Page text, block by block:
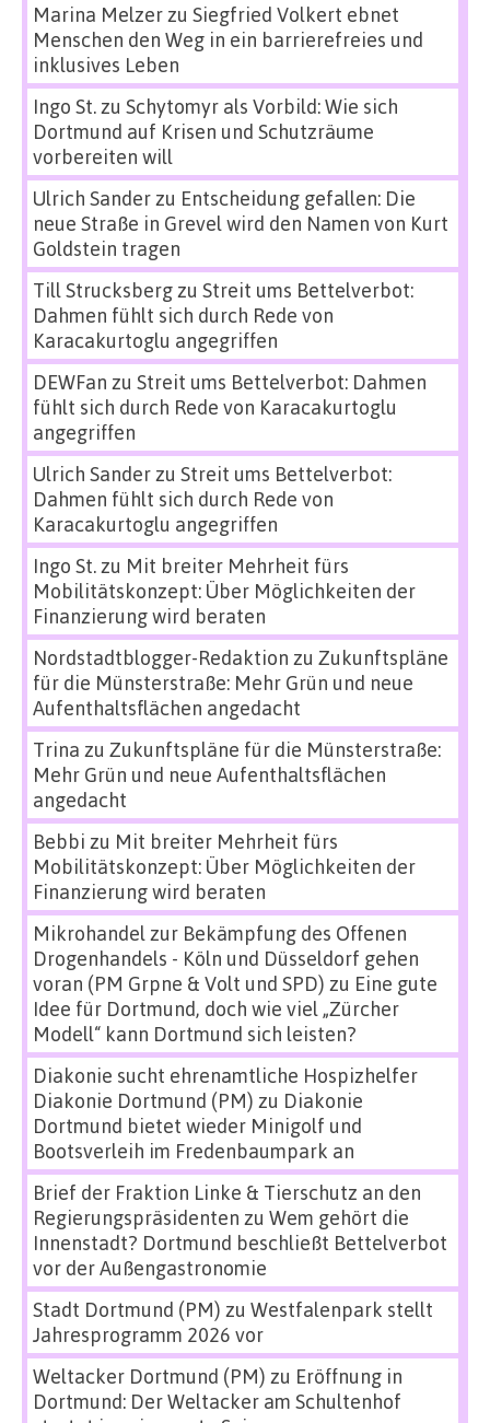
Marina Melzerzu Siegfried Volkert ebnet
Menschen den Weg in ein barrierefreies und
inklusives Leben
Ingo St.zu Schytomyr als Vorbild: Wie sich
Dortmund auf Krisen und Schutzräume
vorbereiten will
Ulrich Sanderzu Entscheidung gefallen: Die
neue Straße in Grevel wird den Namen von Kurt
Goldstein tragen
Till Strucksbergzu Streit ums Bettelverbot:
Dahmen fühlt sich durch Rede von
Karacakurtoglu angegriffen
DEWFan zu Streit ums Bettelverbot: Dahmen
fühlt sich durch Rede von Karacakurtoglu
angegriffen
Ulrich Sanderzu Streit ums Bettelverbot:
Dahmen fühlt sich durch Rede von
Karacakurtoglu angegriffen
Ingo St.zu Mit breiter Mehrheit fürs
Mobilitätskonzept: Über Möglichkeiten der
Finanzierung wird beraten
Nordstadtblogger-Redaktion zu Zukunftspläne
für die Münsterstraße: Mehr Grün und neue
Aufenthaltsflächen angedacht
Trina zu Zukunftspläne für die Münsterstraße:
Mehr Grün und neue Aufenthaltsflächen
angedacht
Bebbi zu Mit breiter Mehrheit fürs
Mobilitätskonzept: Über Möglichkeiten der
Finanzierung wird beraten
Mikrohandel zur Bekämpfung des Offenen
Drogenhandels - Köln und Düsseldorf gehen
voran (PM Grpne & Volt und SPD) zu Eine gute
Idee für Dortmund, doch wie viel „Zürcher
Modell“ kann Dortmund sich leisten?
Diakonie sucht ehrenamtliche Hospizhelfer
Diakonie Dortmund (PM) zu Diakonie
Dortmund bietet wieder Minigolf und
Bootsverleih im Fredenbaumpark an
Brief der Fraktion Linke & Tierschutz an den
Regierungspräsidenten zu Wem gehört die
Innenstadt? Dortmund beschließt Bettelverbot
vor der Außengastronomie
Stadt Dortmund (PM) zu Westfalenpark stellt
Jahresprogramm 2026 vor
Weltacker Dortmund (PM) zu Eröffnung in
Dortmund: Der Weltacker am Schultenhof